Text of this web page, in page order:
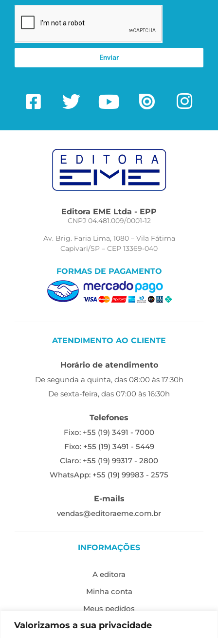
Valorizamos a sua privacidade
Enviar
Editora EME Ltda - EPP
CNPJ 04.481.009/0001-12
Av. Brig. Faria Lima, 1080 – Vila Fátima
Capivari/SP – CEP 13369-040
FORMAS DE PAGAMENTO
ATENDIMENTO AO CLIENTE
Horário de atendimento
De segunda a quinta, das 08:00 às 17:30h
De sexta-feira, das 07:00 às 16:30h
Telefones
Fixo: +55 (19) 3491 - 7000
Fixo: +55 (19) 3491 - 5449
Claro: +55 (19) 99317 - 2800
WhatsApp: +55 (19) 99983 - 2575
E-mails
vendas@editoraeme.com.br
INFORMAÇÕES
A editora
Minha conta
Meus pedidos
Política de envio